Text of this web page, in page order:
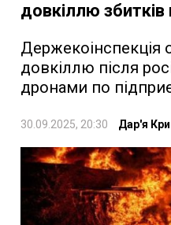
довкіллю
Держекоінспекція
довкіллю після
дронами по
30.09.2025, 20:30 Дар'я